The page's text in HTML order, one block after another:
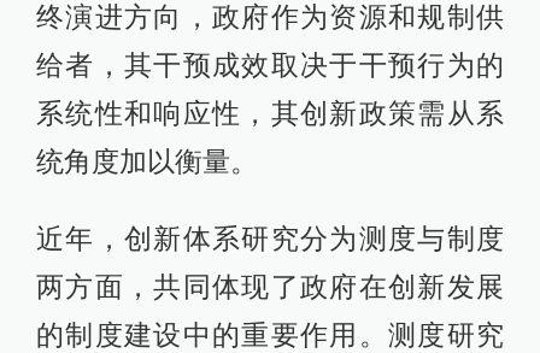
终演进方向，政府作为资源和规制供
给者，其干预成效取决于干预行为的
系统性和响应性，其创新政策需从系
统角度加以衡量。
近年，创新体系研究分为测度与制度
两方面，共同体现了政府在创新发展
的制度建设中的重要作用。测度研究